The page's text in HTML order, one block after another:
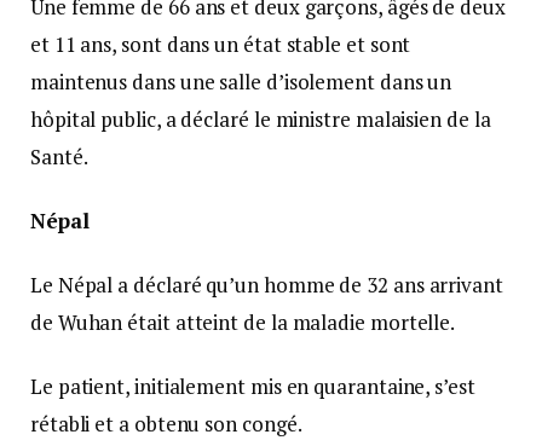
Une femme de 66 ans et deux garçons, âgés de deux
et 11 ans, sont dans un état stable et sont
maintenus dans une salle d’isolement dans un
hôpital public, a déclaré le ministre malaisien de la
Santé.
Népal
Le Népal a déclaré qu’un homme de 32 ans arrivant
de Wuhan était atteint de la maladie mortelle.
Le patient, initialement mis en quarantaine, s’est
rétabli et a obtenu son congé.